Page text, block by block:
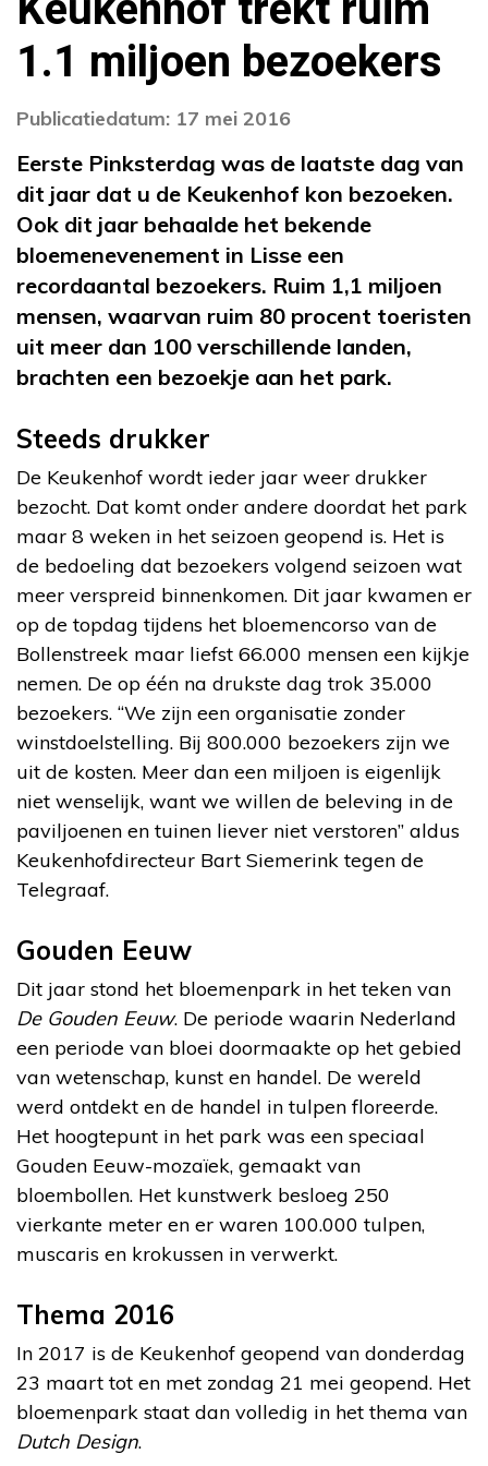
1.1 miljoen bezoekers
Publicatiedatum: 17 mei 2016
Eerste Pinksterdag was de laatste dag van
dit jaar dat u de Keukenhof kon bezoeken.
Ook dit jaar behaalde het bekende
bloemenevenement in Lisse een
recordaantal bezoekers. Ruim 1,1 miljoen
mensen, waarvan ruim 80 procent toeristen
uit meer dan 100 verschillende landen,
brachten een bezoekje aan het park.
Steeds drukker
De Keukenhof wordt ieder jaar weer drukker
bezocht. Dat komt onder andere doordat het park
maar 8 weken in het seizoen geopend is. Het is
de bedoeling dat bezoekers volgend seizoen wat
meer verspreid binnenkomen. Dit jaar kwamen er
op de topdag tijdens het bloemencorso van de
Bollenstreek maar liefst 66.000 mensen een kijkje
nemen. De op één na drukste dag trok 35.000
bezoekers. “We zijn een organisatie zonder
winstdoelstelling. Bij 800.000 bezoekers zijn we
uit de kosten. Meer dan een miljoen is eigenlijk
niet wenselijk, want we willen de beleving in de
paviljoenen en tuinen liever niet verstoren” aldus
Keukenhofdirecteur Bart Siemerink tegen de
Telegraaf.
Gouden Eeuw
Dit jaar stond het bloemenpark in het teken van
De Gouden Eeuw. De periode waarin Nederland
een periode van bloei doormaakte op het gebied
van wetenschap, kunst en handel. De wereld
werd ontdekt en de handel in tulpen floreerde.
Het hoogtepunt in het park was een speciaal
Gouden Eeuw-mozaïek, gemaakt van
bloembollen. Het kunstwerk besloeg 250
vierkante meter en er waren 100.000 tulpen,
muscaris en krokussen in verwerkt.
Thema 2016
In 2017 is de Keukenhof geopend van donderdag
23 maart tot en met zondag 21 mei geopend. Het
bloemenpark staat dan volledig in het thema van
Dutch Design.